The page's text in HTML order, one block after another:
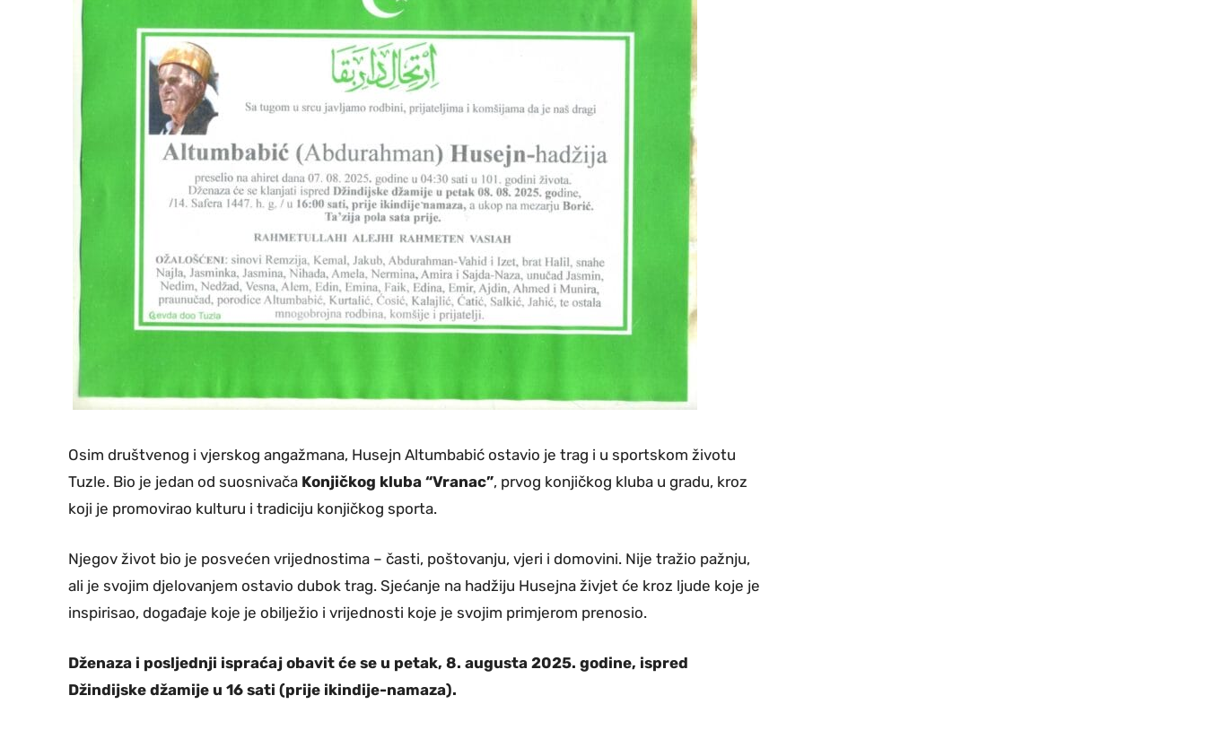
Osim društvenog i vjerskog angažmana, Husejn Altumbabić ostavio je trag i u sportskom životu
Tuzle. Bio je jedan od suosnivača Konjičkog kluba “Vranac”, prvog konjičkog kluba u gradu, kroz
koji je promovirao kulturu i tradiciju konjičkog sporta.
Njegov život bio je posvećen vrijednostima – časti, poštovanju, vjeri i domovini. Nije tražio pažnju,
ali je svojim djelovanjem ostavio dubok trag. Sjećanje na hadžiju Husejna živjet će kroz ljude koje je
inspirisao, događaje koje je obilježio i vrijednosti koje je svojim primjerom prenosio.
Dženaza i posljednji ispraćaj obavit će se u petak, 8. augusta 2025. godine, ispred
Džindijske džamije u 16 sati (prije ikindije-namaza).